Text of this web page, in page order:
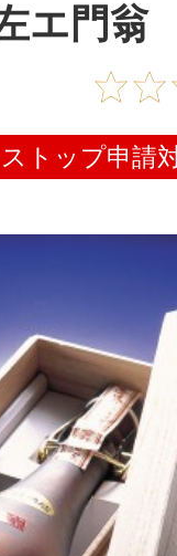
エ門翁
トップ申請